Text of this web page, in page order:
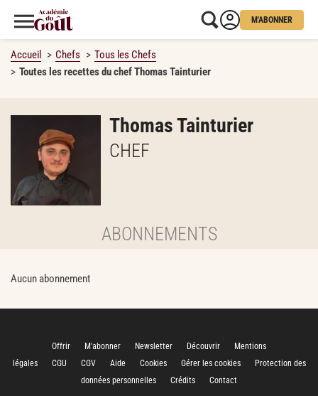
M'ABONNER
Accueil Chefs
Tous les Chefs
Toutes les recettes du chef Thomas Tainturier
Thomas Tainturier
CHEF
ABONNEMENTS
Aucun abonnement
Offrir M'abonner Newsletter Découvrir
Mentions
légales
CGU CGV Aide Cookies Gérer les cookies
Protection des
données personnelles
Crédits Contact